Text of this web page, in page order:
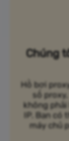
Chúng
Hồ bơi
số
không
IP. Bạn có
máy chủ